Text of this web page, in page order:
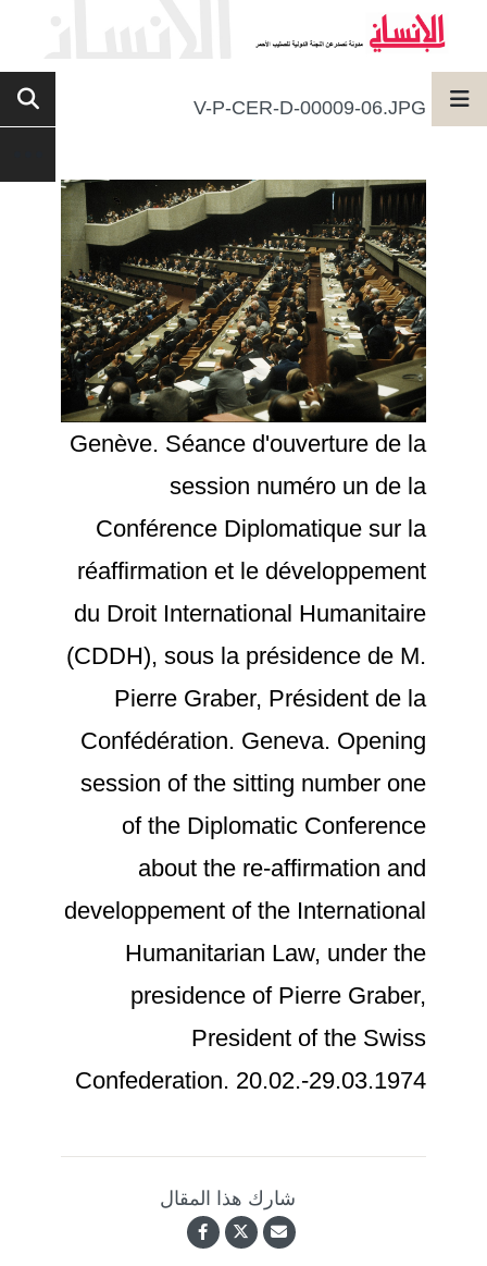
V-P-CER-D-00009-06.JPG
Genève. Séance d'ouverture de la
session numéro un de la
Conférence Diplomatique sur la
réaffirmation et le développement
du Droit International Humanitaire
(CDDH), sous la présidence de M.
Pierre Graber, Président de la
Confédération. Geneva. Opening
session of the sitting number one
of the Diplomatic Conference
about the re-affirmation and
developpement of the International
Humanitarian Law, under the
presidence of Pierre Graber,
President of the Swiss
Confederation. 20.02.-29.03.1974
شارك هذا المقال